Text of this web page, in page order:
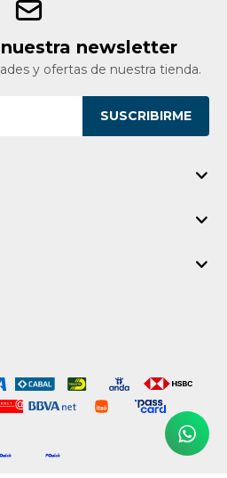
newsletter
y ofertas de nuestra tienda.
SUSCRIBIRME